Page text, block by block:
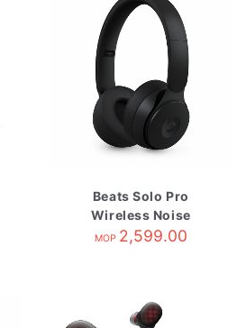
Beats Solo Pro
Wireless Noise
Cancelling
MOP 2,599.00